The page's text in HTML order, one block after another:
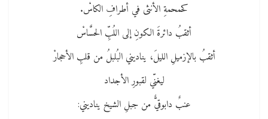
كحمحمةِ الأنثى ﻓﻲ أطرافِ الكاسْ.
أثقبُ دائرةَ الكونِ ﺇﻟﻰ اللُبِّ الحسَّاسْ
أثقبُ بالإزميلِ الليلَ، يناديني البُلبلُ من قلبِ الأحجارْ
ليغنّي لقبورِ الأجداد
عنبٌ دابوقيٌّ من جبلِ الشيخ يناديني: